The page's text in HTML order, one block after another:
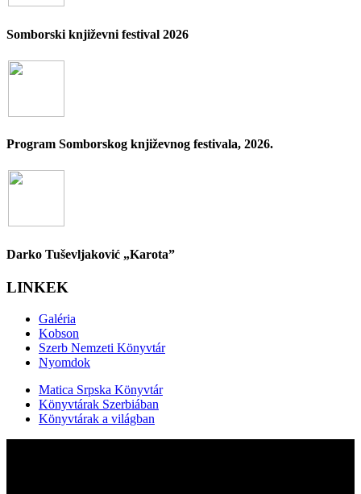
Somborski književni festival 2026
Program Somborskog književnog festivala, 2026.
Darko Tuševljaković „Karota”
LINKEK
Galéria
Kobson
Szerb Nemzeti Könyvtár
Nyomdok
Matica Srpska Könyvtár
Könyvtárak Szerbiában
Könyvtárak a világban